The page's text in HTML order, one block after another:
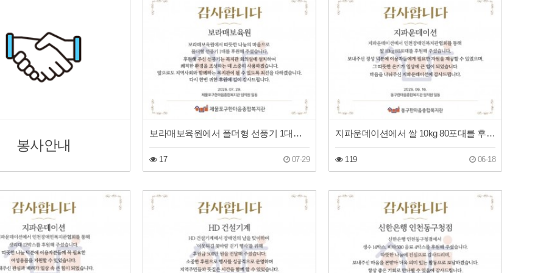
봉사안내
보라매보육원에서 폴더형 선풍기 1대를 후원해 주셨습니다!
17 07-29
지파운데이션에서 쌀 10kg 80포대를 후원해 주셨습니다!
119 06-18